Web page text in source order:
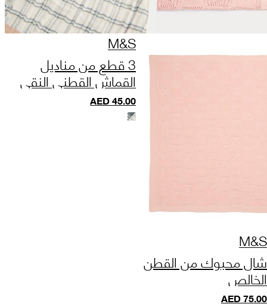
M&S
شال محبوك من القطن
الخالص
AED75.00
M&S
3 قطع من مناديل
القماش القطني النقي
AED45.00